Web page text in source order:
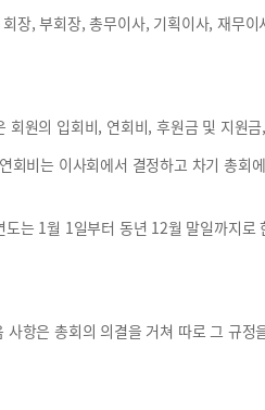
장, 부회장, 총무이사, 기획이사, 재무
회원의 입회비, 연회비, 후원금 및 지원
회비는 이사회에서 결정하고 차기 총회
도는 1월 1일부터 동년 12월 말일까지로
항은 총회의 의결을 거쳐 따로 그 규정